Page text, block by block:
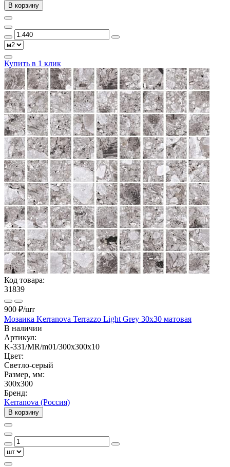
В корзину
Купить в 1 клик
Код товара:
31839
900 ₽/шт
Мозаика Kerranova Terrazzo Light Grey 30x30 матовая
В наличии
Артикул:
K-331/MR/m01/300x300x10
Цвет:
Светло-серый
Размер, мм:
300x300
Бренд:
Kerranova (Россия)
В корзину